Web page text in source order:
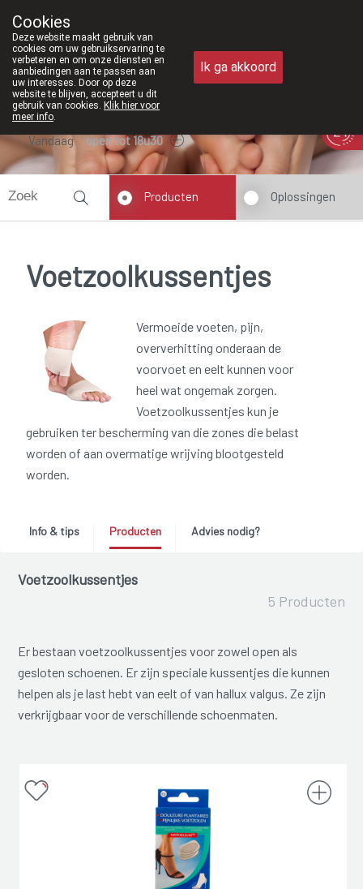
011/610300
Vandaag open tot 18u30
Producten Oplossingen
Voetzoolkussentjes
Vermoeide voeten, pijn,
oververhitting onderaan de
voorvoet en eelt kunnen voor
heel wat ongemak zorgen.
Voetzoolkussentjes kun je
gebruiken ter bescherming van die zones die belast
worden of aan overmatige wrijving blootgesteld
worden.
Info & tips Producten Advies nodig?
Voetzoolkussentjes
5 Producten
Er bestaan voetzoolkussentjes voor zowel open als
gesloten schoenen. Er zijn speciale kussentjes die kunnen
helpen als je last hebt van eelt of van hallux valgus. Ze zijn
verkrijgbaar voor de verschillende schoenmaten.
Cookies
Deze website maakt gebruik van
cookies om uw gebruikservaring te
verbeteren en om onze diensten en
aanbiedingen aan te passen aan
uw interesses. Door op deze
website te blijven, accepteert u dit
gebruik van cookies. Klik hier voor
meer info.
Ik ga akkoord